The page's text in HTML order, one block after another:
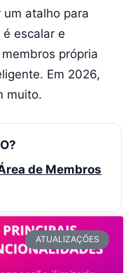
atalho para
escalar e
própria
Em 2026,
muito.
de Membros
ATUALIZAÇÕES